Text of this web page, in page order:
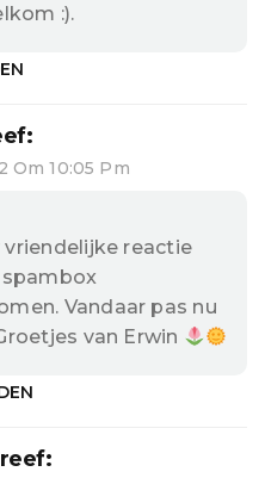
:).
Om 10:05 Pm
vriendelijke reactie
Vandaar pas nu
van Erwin